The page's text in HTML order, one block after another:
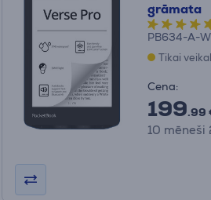
grāmata
PB634-A-
Tikai
Cena:
199.99
10 mēneši